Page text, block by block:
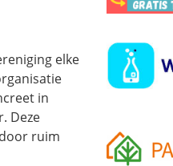
elke
in
Deze
ruim